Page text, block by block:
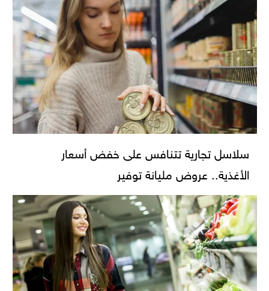
سلاسل تجارية تتنافس على خفض أسعار
الأغذية.. عروض مليانة توفير